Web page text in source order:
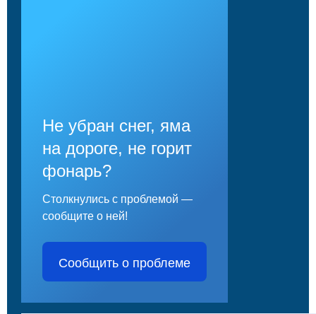
Не убран снег, яма
на дороге, не горит
фонарь?
Столкнулись с проблемой —
сообщите о ней!
Сообщить о проблеме